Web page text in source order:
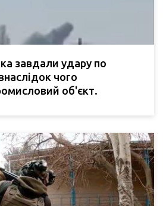
завдали удару по
чого
об'єкт.